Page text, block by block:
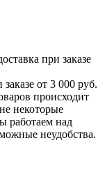
при заказе
от 3 000 руб.
происходит
некоторые
работаем над
неудобства.